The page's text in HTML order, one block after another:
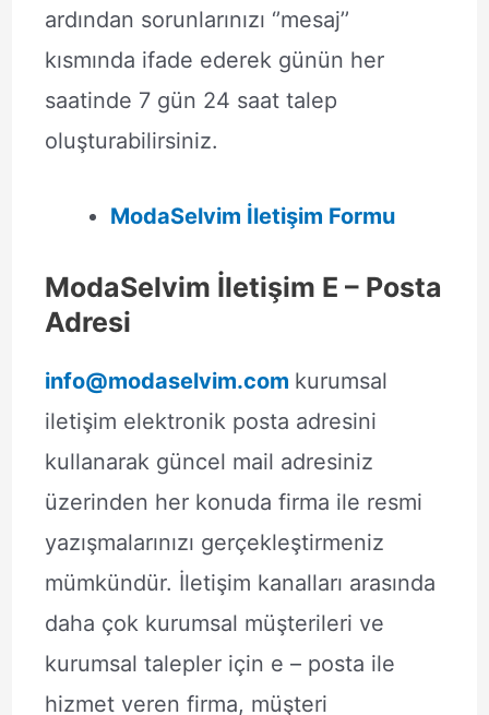
ardından sorunlarınızı ‘’mesaj’’
kısmında ifade ederek günün her
saatinde 7 gün 24 saat talep
oluşturabilirsiniz.
ModaSelvim İletişim Formu
ModaSelvim İletişim E – Posta
Adresi
info@modaselvim.com kurumsal
iletişim elektronik posta adresini
kullanarak güncel mail adresiniz
üzerinden her konuda firma ile resmi
yazışmalarınızı gerçekleştirmeniz
mümkündür. İletişim kanalları arasında
daha çok kurumsal müşterileri ve
kurumsal talepler için e – posta ile
hizmet veren firma, müşteri